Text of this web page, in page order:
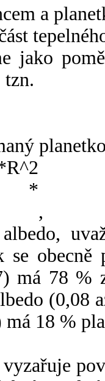
a
jako
tzn.
,
se
má 78 %
(0,08
18 %